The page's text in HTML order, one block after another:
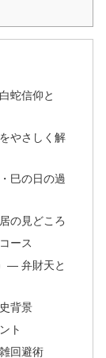
蛇信仰と
やさしく解
巳の日の過
の見どころ
ース
— 弁財天と
背景
ト
回避術